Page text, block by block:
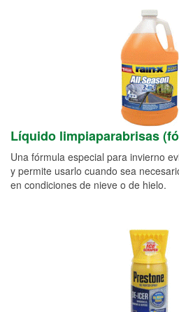
Líquido limpiaparabrisas
Una fórmula especial para invierno
y permite usarlo cuando sea
en condiciones de nieve o de hielo.